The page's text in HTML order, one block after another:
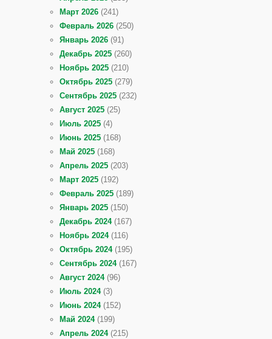
Март 2026 (241)
Февраль 2026 (250)
Январь 2026 (91)
Декабрь 2025 (260)
Ноябрь 2025 (210)
Октябрь 2025 (279)
Сентябрь 2025 (232)
Август 2025 (25)
Июль 2025 (4)
Июнь 2025 (168)
Май 2025 (168)
Апрель 2025 (203)
Март 2025 (192)
Февраль 2025 (189)
Январь 2025 (150)
Декабрь 2024(167)
Ноябрь 2024(116)
Октябрь 2024(195)
Сентябрь 2024(167)
Август 2024(96)
Июль 2024(3)
Июнь 2024(152)
Май 2024(199)
Апрель 2024(215)